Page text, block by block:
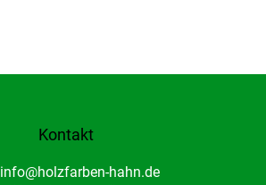
Kontakt
info@holzfarben-hahn.de